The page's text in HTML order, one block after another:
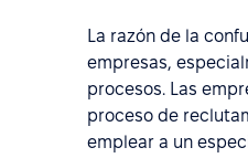
La razón de la
empresas,
procesos. Las
proceso de
emplear a un